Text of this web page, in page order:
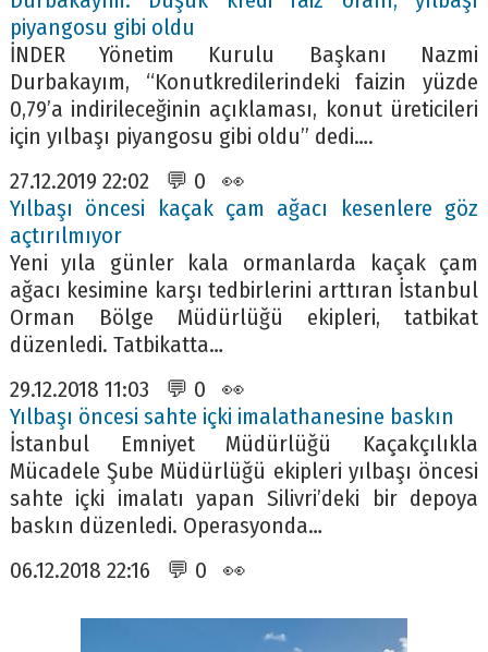
piyangosu gibi oldu
İNDER Yönetim Kurulu Başkanı Nazmi
Durbakayım, “Konutkredilerindeki faizin yüzde
0,79’a indirileceğinin açıklaması, konut üreticileri
için yılbaşı piyangosu gibi oldu” dedi….
27.12.2019 22:02 💬 0 👀
Yılbaşı öncesi kaçak çam ağacı kesenlere göz
açtırılmıyor
Yeni yıla günler kala ormanlarda kaçak çam
ağacı kesimine karşı tedbirlerini arttıran İstanbul
Orman Bölge Müdürlüğü ekipleri, tatbikat
düzenledi. Tatbikatta…
29.12.2018 11:03 💬 0 👀
Yılbaşı öncesi sahte içki imalathanesine baskın
İstanbul Emniyet Müdürlüğü Kaçakçılıkla
Mücadele Şube Müdürlüğü ekipleri yılbaşı öncesi
sahte içki imalatı yapan Silivri’deki bir depoya
baskın düzenledi. Operasyonda…
06.12.2018 22:16 💬 0 👀